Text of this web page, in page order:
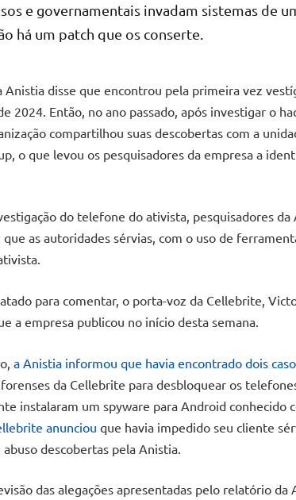
e governamentais invadam sistemas de
há um patch que os conserte.
Anistia disse que encontrou pela primeira vez
2024. Então, no ano passado, após investigar o
compartilhou suas descobertas com a
o que levou os pesquisadores da empresa a
do telefone do ativista, pesquisadores
as autoridades sérvias, com o uso de
para comentar, o porta-voz da Cellebrite,
a empresa publicou no início desta semana.
a Anistia informou que havia encontrado dois
da Cellebrite para desbloquear os
instalaram um spyware para Android conhecido
anunciou que havia impedido seu cliente
descobertas pela Anistia.
das alegações apresentadas pelo relatório